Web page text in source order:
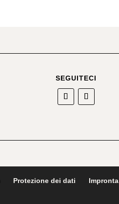
SEGUITECI
Protezione dei dati Impronta